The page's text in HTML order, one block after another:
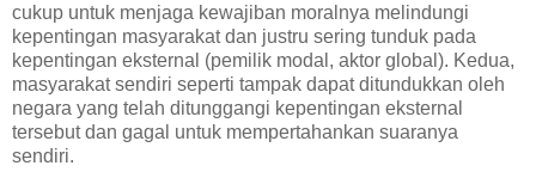
cukup untuk menjaga kewajiban moralnya melindungi
kepentingan masyarakat dan justru sering tunduk pada
kepentingan eksternal (pemilik modal, aktor global). Kedua,
masyarakat sendiri seperti tampak dapat ditundukkan oleh
negara yang telah ditunggangi kepentingan eksternal
tersebut dan gagal untuk mempertahankan suaranya
sendiri.